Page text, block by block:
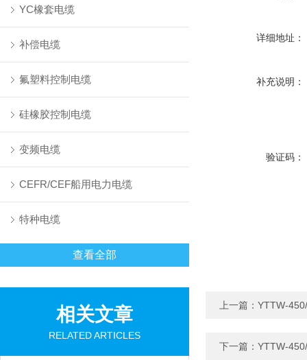
YC橡套电缆
补偿电缆
氟塑料控制电缆
硅橡胶控制电缆
变频电缆
CEFR/CEF船用电力电缆
特种电缆
查看全部
相关文章
RELATED ARTICLES
详细地址：
补充说明：
验证码：
上一篇： YTTW-
下一篇： YTTW-